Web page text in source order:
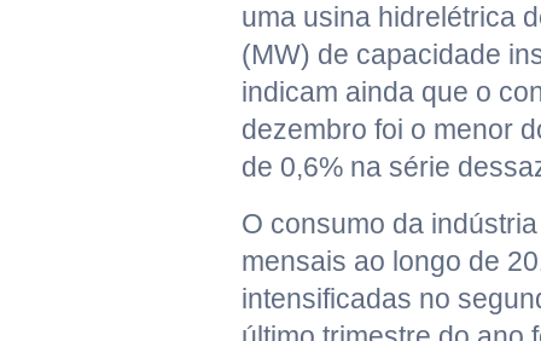
uma usina hidrelétrica
(MW) de capacidade
indicam ainda que o
dezembro foi o menor
de 0,6% na série
O consumo da
mensais ao longo de
intensificadas no